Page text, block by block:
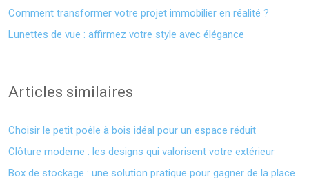
Comment transformer votre projet immobilier en réalité ?
Lunettes de vue : affirmez votre style avec élégance
Articles similaires
Choisir le petit poêle à bois idéal pour un espace réduit
Clôture moderne : les designs qui valorisent votre extérieur
Box de stockage : une solution pratique pour gagner de la place